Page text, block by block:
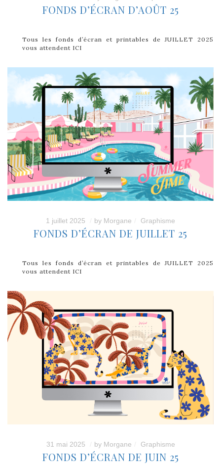
FONDS D’ÉCRAN D’AOÛT 25
Tous les fonds d’écran et printables de JUILLET 2025
vous attendent ICI
1 juillet 2025 by Morgane Graphisme
FONDS D’ÉCRAN DE JUILLET 25
Tous les fonds d’écran et printables de JUILLET 2025
vous attendent ICI
31 mai 2025 by Morgane Graphisme
FONDS D’ÉCRAN DE JUIN 25